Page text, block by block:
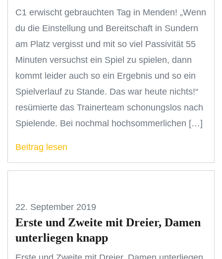
C1 erwischt gebrauchten Tag in Menden! „Wenn
du die Einstellung und Bereitschaft in Sundern
am Platz vergisst und mit so viel Passivität 55
Minuten versuchst ein Spiel zu spielen, dann
kommt leider auch so ein Ergebnis und so ein
Spielverlauf zu Stande. Das war heute nichts!“
resümierte das Trainerteam schonungslos nach
Spielende. Bei nochmal hochsommerlichen […]
Beitrag lesen
22. September 2019
Erste und Zweite mit Dreier, Damen
unterliegen knapp